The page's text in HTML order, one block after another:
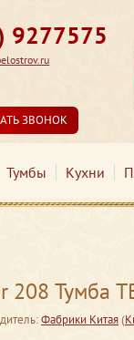
9277575
ЗВОНОК
Тумбы Кухни
Тумба
Фабрики Китая(